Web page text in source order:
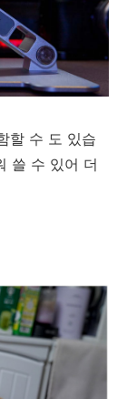
할 수 도 있습
쓸 수 있어 더